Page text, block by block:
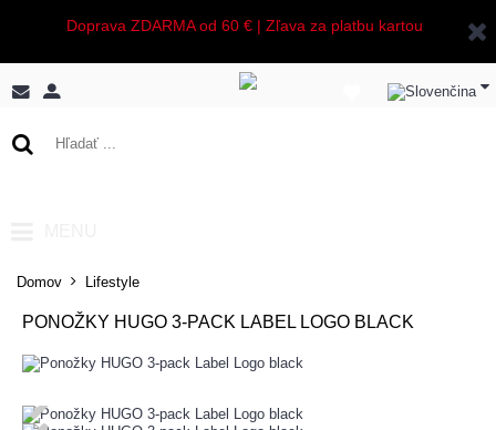
Doprava ZDARMA od 60 € | Zľava za platbu kartou
Domov Lifestyle
PONOŽKY HUGO 3-PACK LABEL LOGO BLACK